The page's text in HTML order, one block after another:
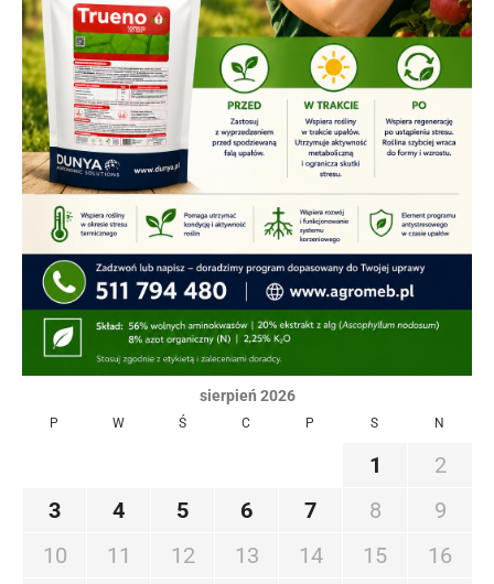
sierpień 2026
P W Ś C P S N
1
2
3
4 5 6 7 8
9
10
11 12 13 14 15
16